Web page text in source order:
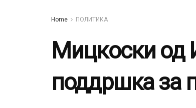
Home ПОЛИТИКА
Мицкоски од
поддршка за